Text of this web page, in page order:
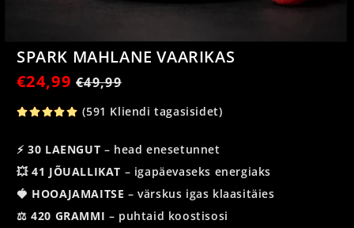
SPARK MAHLANE VAARIKAS
Tavahind
€24,99 Soodushind
€49,99
(591 Kliendi tagasisidet)
⚡30 LAENGUT – head enesetunnet
💥 41 JÕUALLIKAT – igapäevaseks energiaks
🍓 HOOAJAMAITSE– värskus igas klaasitäies
⚖️420 GRAMMI – puhtaid koostisosi